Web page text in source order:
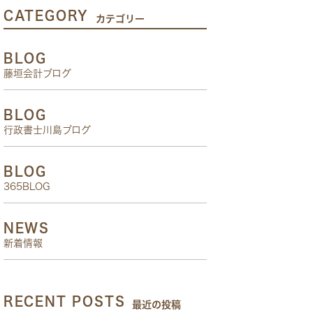
CATEGORY カテゴリー
BLOG
藤垣会計ブログ
BLOG
行政書士川島ブログ
BLOG
365BLOG
NEWS
新着情報
RECENT POSTS 最近の投稿